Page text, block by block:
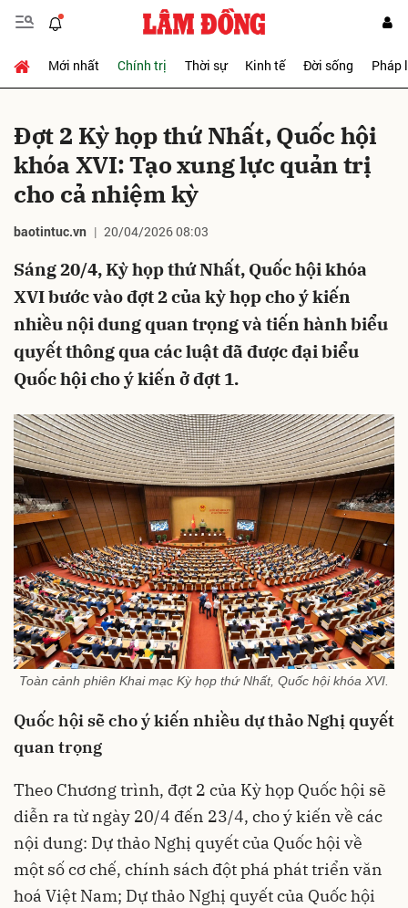
Mới nhất Chính trị Thời sự Kinh tế Đời sống Pháp
Đợt 2 Kỳ họp thứ Nhất, Quốc hội
khóa XVI: Tạo xung lực quản trị
cho cả nhiệm kỳ
baotintuc.vn 20/04/2026 08:03
Sáng 20/4, Kỳ họp thứ Nhất, Quốc hội khóa
XVI bước vào đợt 2 của kỳ họp cho ý kiến
nhiều nội dung quan trọng và tiến hành biểu
quyết thông qua các luật đã được đại biểu
Quốc hội cho ý kiến ở đợt 1.
Toàn cảnh phiên Khai mạc Kỳ họp thứ Nhất, Quốc hội khóa XVI.
Quốc hội sẽ cho ý kiến nhiều dự thảo Nghị quyết
quan trọng
Theo Chương trình, đợt 2 của Kỳ họp Quốc hội sẽ
diễn ra từ ngày 20/4 đến 23/4, cho ý kiến về các
nội dung: Dự thảo Nghị quyết của Quốc hội về
một số cơ chế, chính sách đột phá phát triển văn
hoá Việt Nam; Dự thảo Nghị quyết của Quốc hội
Gửi bình luận
Hủy Gửi